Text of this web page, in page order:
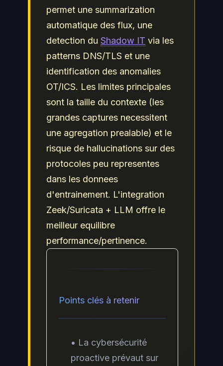
permet une summarization
automatique des flux, une
detection du Shadow IT via les
patterns DNS/TLS et une
identification des anomalies
OT/ICS. Les limites principales
sont la taille du contexte (les
grandes captures necessitent
une agregation prealable) et le
risque de hallucinations sur des
protocoles peu representes
dans les donnees
d'entrainement. L'integration
Zeek/Suricata + LLM offre le
meilleur equilibre
performance/pertinence.
Points clés à retenir
• La cybersécurité
proactive prévaut sur